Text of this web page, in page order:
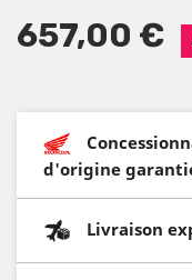
657,00 €
d'origine
Livraison